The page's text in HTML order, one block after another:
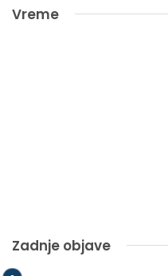
Vreme
Zadnje objave